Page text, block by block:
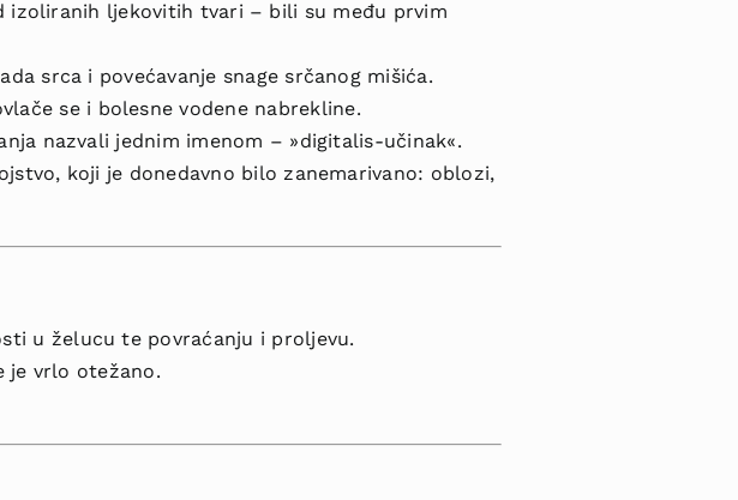
izoliranih ljekovitih tvari – bili su među prvim
srca i povećavanje snage srčanog mišića.
se i bole­sne vodene nabrekline.
nazvali jednim imenom – »digitalis-učinak«.
koji je donedavno bilo zanemarivano: oblozi,
u želucu te povraćanju i proljevu.
je vrlo otežano.